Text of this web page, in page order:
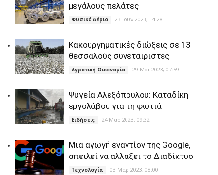
μεγάλους πελάτες
Φυσικό Αέριο 23 Ιουν 2023, 14:28
Κακουργηματικές διώξεις σε 13
θεσσαλούς συνεταιριστές
Αγροτική Οικονομία 29 Μαϊ 2023, 07:59
Ψυγεία Αλεξόπουλου: Καταδίκη
εργολάβου για τη φωτιά
Ειδήσεις 24 Μαρ 2023, 09:32
Μια αγωγή εναντίον της Google,
απειλεί να αλλάξει το Διαδίκτυο
Τεχνολογία 03 Μαρ 2023, 08:00